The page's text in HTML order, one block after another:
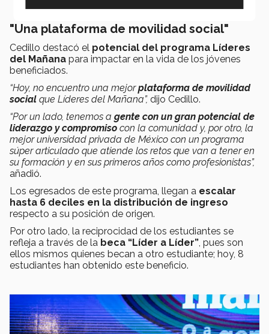
"Una plataforma de movilidad social"
Cedillo destacó el potencial del programa Líderes
del Mañana para impactar en la vida de los jóvenes
beneficiados.
“Hoy, no encuentro una mejorplataforma de movilidad
social que Líderes del Mañana”, dijo Cedillo.
“Por un lado, tenemos a gente con un gran potencial de
liderazgo y compromiso con la comunidad y, por otro, la
mejor universidad privada de México con un programa
súper articulado que atiende los retos que van a tener en
su formación y en sus primeros años como profesionistas”,
añadió.
Los egresados de este programa, llegan a escalar
hasta 6 deciles en la distribución de ingreso
respecto a su posición de origen.
Por otro lado, la reciprocidad de los estudiantes se
refleja a través de la beca “Líder a Líder”, pues son
ellos mismos quienes becan a otro estudiante; hoy, 8
estudiantes han obtenido este beneficio.